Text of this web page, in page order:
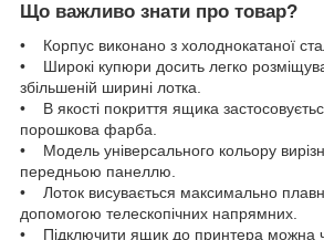
Що важливо знати про товар?
• Корпус виконано з холоднокатаної
• Широкі купюри досить легко
збільшеній ширині лотка.
• В якості покриття ящика
порошкова фарба.
• Модель універсального кольору
передньою панеллю.
• Лоток висувається максимально
допомогою телескопічних напрямних.
• Підключити ящик до принтера можна